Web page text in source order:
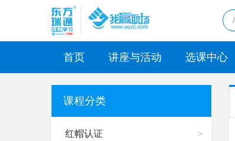
首页 讲座与活动 选课中心
课程分类
>
红帽认证